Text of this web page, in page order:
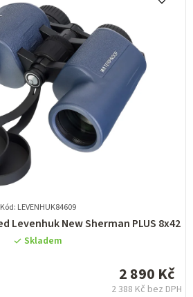
Kód: LEVENHUK84609
Průměrné
hodnocení
Levenhuk New Sherman PLUS 8x42
Skladem
2 890 Kč
2 388 Kč bez DPH